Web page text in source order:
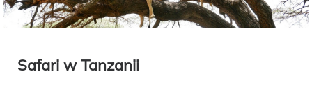
Safari w Tanzanii